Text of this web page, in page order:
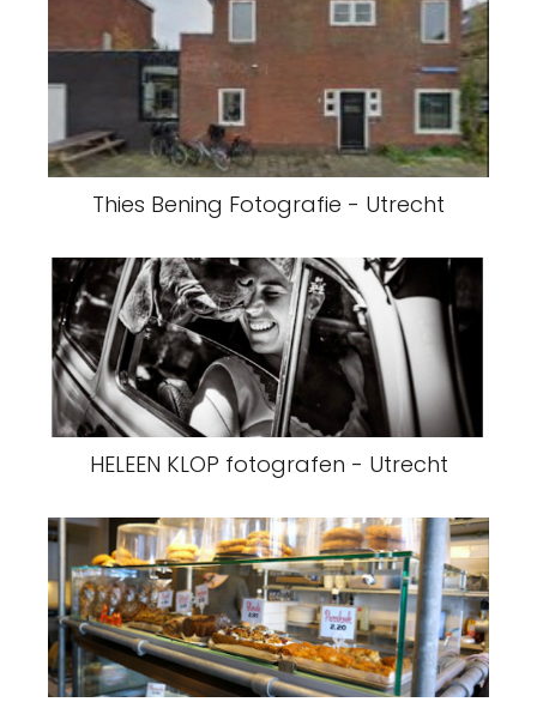
Thies Bening Fotografie - Utrecht
HELEEN KLOP fotografen - Utrecht